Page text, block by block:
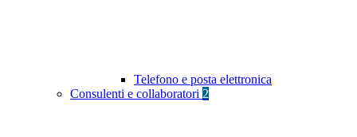
Telefono e posta elettronica
Consulenti e collaboratori 2